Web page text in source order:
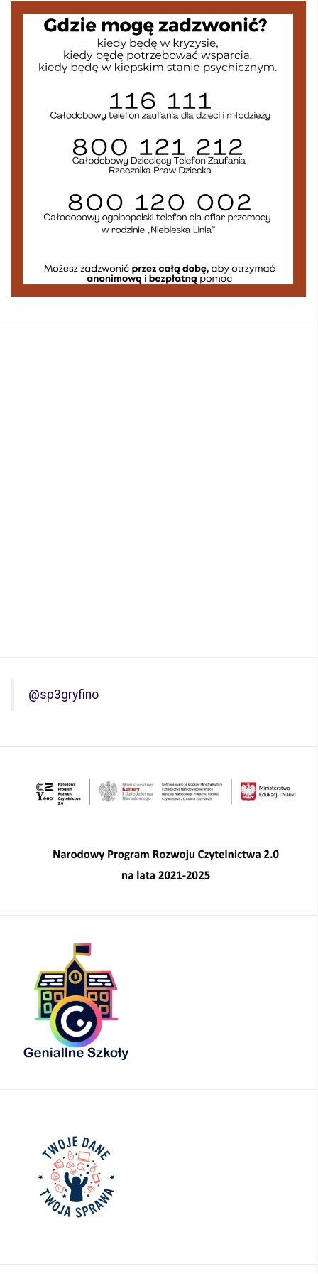
Zakończenie roku – autobusy szkolne
Wycieczka klasy 3b i 3d do Zieleniewa i Kołobrzegu
„Ostatni zamek „
🌊🏰 Wycieczka do Trójmiasta i Malborka 🏰🌊
📚🧇🍧PODZIĘKOWANIA🍧🧇📚
Gala Laureatów – przeniesiona na wrzesień
Ósme miejsce w województwie i brązowy medal indywidualnie!
@sp3gryfino